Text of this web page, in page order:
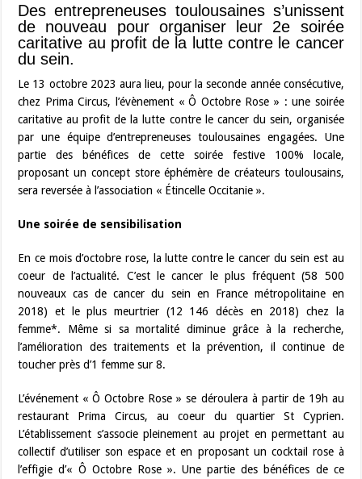
Des entrepreneuses toulousaines s’unissent
de nouveau pour organiser leur 2e soirée
caritative au profit de la lutte contre le cancer
du sein.
Le 13 octobre 2023 aura lieu, pour la seconde année consécutive,
chez Prima Circus, l’évènement « Ô Octobre Rose » : une soirée
caritative au profit de la lutte contre le cancer du sein, organisée
par une équipe d’entrepreneuses toulousaines engagées. Une
partie des bénéfices de cette soirée festive 100% locale,
proposant un concept store éphémère de créateurs toulousains,
sera reversée à l’association « Étincelle Occitanie ».
Une soirée de sensibilisation
En ce mois d’octobre rose, la lutte contre le cancer du sein est au
coeur de l’actualité. C’est le cancer le plus fréquent (58 500
nouveaux cas de cancer du sein en France métropolitaine en
2018) et le plus meurtrier (12 146 décès en 2018) chez la
femme*. Même si sa mortalité diminue grâce à la recherche,
l’amélioration des traitements et la prévention, il continue de
toucher près d’1 femme sur 8.
L’événement « Ô Octobre Rose » se déroulera à partir de 19h au
restaurant Prima Circus, au coeur du quartier St Cyprien.
L’établissement s’associe pleinement au projet en permettant au
collectif d’utiliser son espace et en proposant un cocktail rose à
l’effigie d’« Ô Octobre Rose ». Une partie des bénéfices de ce